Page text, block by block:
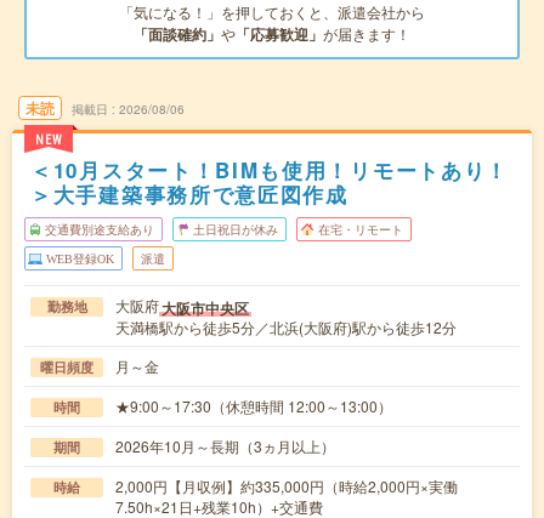
「気になる！」を押しておくと、派遣会社から
「面談確約」 や 「応募歓迎」 が届きます！
未読
NEW
掲載日 2026/08/06
＜10月スタート！BIMも使用！リモートあり！
＞大手建築事務所で意匠図作成
交通費別途支給あり 土日祝日が休み 在宅・リモート
WEB登録OK 派遣
勤務地 大阪府大阪市中央区
天満橋駅から徒歩5分／北浜(大阪府)駅から徒歩12分
曜日頻度 月～金
時間 ★9:00～17:30（休憩時間 12:00～13:00）
期間 2026年10月～長期（3ヵ月以上）
時給
2,000円【月収例】約335,000円（時給2,000円×実働
7.50h×21日+残業10h）+交通費